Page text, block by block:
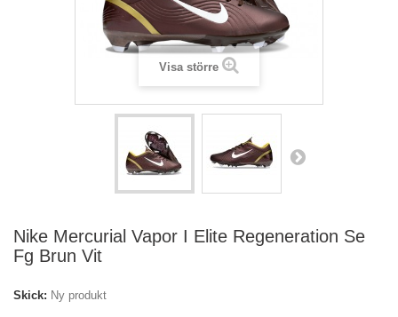
Visa större
Nike Mercurial Vapor I Elite Regeneration Se
Fg Brun Vit
Skick: Ny produkt